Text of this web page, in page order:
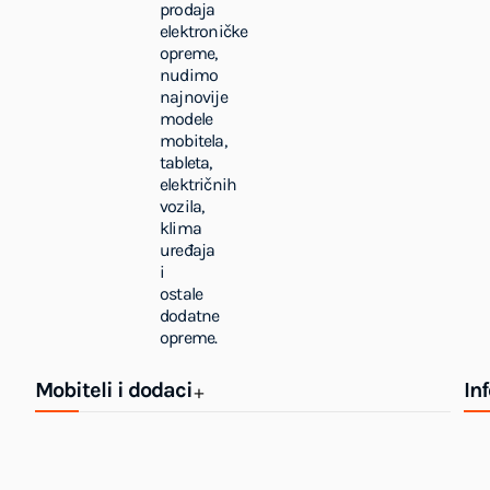
prodaja
elektroničke
opreme,
nudimo
najnovije
modele
mobitela,
tableta,
električnih
vozila,
klima
uređaja
i
ostale
dodatne
opreme.
Mobiteli i dodaci+